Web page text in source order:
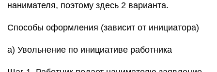
нанимателя, поэтому здесь 2 варианта.
Способы оформления (зависит от инициатора)
а) Увольнение по инициативе работника